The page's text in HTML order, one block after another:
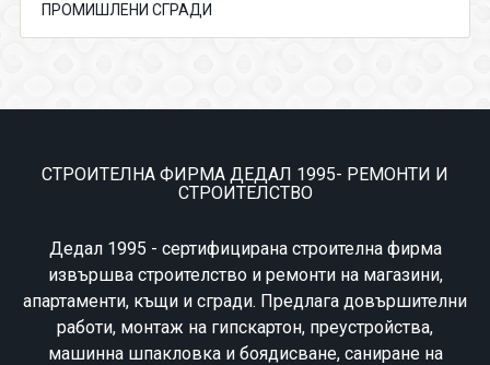
ПРОМИШЛЕНИ СГРАДИ
СТРОИТЕЛНА ФИРМА ДЕДАЛ 1995- РЕМОНТИ И
СТРОИТЕЛСТВО
Дедал 1995 - сертифицирана строителна фирма
извършва строителство и ремонти на магазини,
апартаменти, къщи и сгради. Предлага довършителни
работи, монтаж на гипскартон, преустройства,
машинна шпакловка и боядисване, саниране на